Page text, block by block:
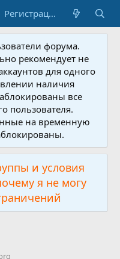
Регистрация
форума.
рекомендует не
для одного
наличия
все
пользователя.
на временную
и условия
я не могу